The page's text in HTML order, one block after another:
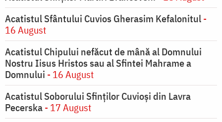
Acatistul Sfântului Cuvios Gherasim Kefalonitul-
16 August
Acatistul Chipului nefăcut de mână al Domnului
Nostru Iisus Hristos sau al Sfintei Mahrame a
Domnului - 16 August
Acatistul Soborului Sfinților Cuvioși din Lavra
Pecerska- 17 August